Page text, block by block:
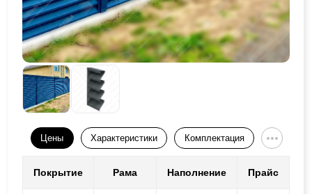
Цены Характеристики Комплектация
Покрытие Рама Наполнение Прайс